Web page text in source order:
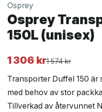
Osprey
Osprey
150L (unisex)
1 574kr
Det
priset
var:
1
1 306 kr
Det
priset
är:
1
Transporter Duffel 150
med behov av stor
Tillverkad av återvunnet